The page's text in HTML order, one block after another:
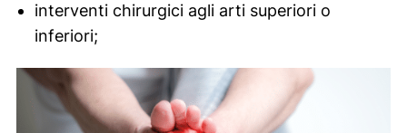
interventi chirurgici agli arti superiori o
inferiori;